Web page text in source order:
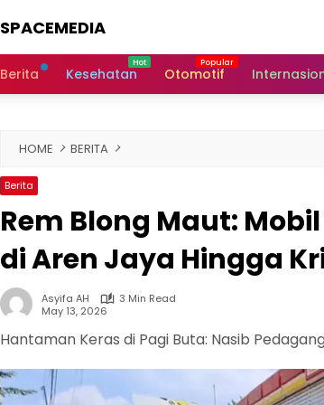
SPACEMEDIA
Berita Kesehatan Otomotif
HOME BERITA
Berita
Rem Blong Maut:
di Aren Jaya Hingga
Asyifa AH
3 Min Read
May 13, 2026
Hantaman Keras di Pagi Buta: Nasib